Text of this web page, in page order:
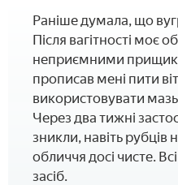
Раніше думала, що
Після вагітності моє
неприємними
прописав мені пити
використовувати
Через два тижні
зникли, навіть
обличчя досі чисте.
засіб.